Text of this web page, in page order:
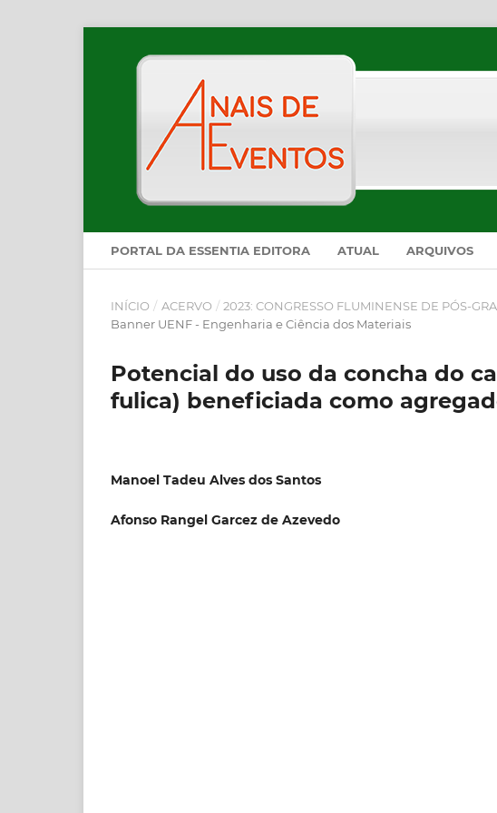
PORTAL DA ESSENTIA EDITORA ATUAL ARQUIVOS
INÍCIO / ACERVO / 2023: CONGRESSO FLUMINENSE DE PÓS-
Banner UENF - Engenharia e Ciência dos Materiais
Potencial do uso da concha do
fulica) beneficiada como
Manoel Tadeu Alves dos Santos
Afonso Rangel Garcez de Azevedo